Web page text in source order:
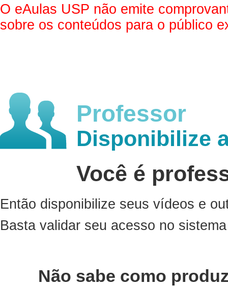
O eAulas USP não emite
sobre os conteúdos para o público
Professor
Disponibilize
Você é
Então disponibilize seus vídeos e
Basta validar seu acesso no
Não sabe como